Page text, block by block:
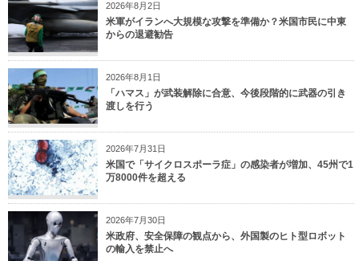
2026年8月2日
米軍がイランへ大規模な攻撃を準備か？米国市民に中東
からの退避勧告
2026年8月1日
「ハマス」が武装解除に合意、今後段階的に武器の引き
渡しを行う
2026年7月31日
米国で「サイクロスポーラ症」の感染者が増加、45州で1
万8000件を超える
2026年7月30日
米政府、安全保障の観点から、外国製のヒト型ロボット
の輸入を禁止へ